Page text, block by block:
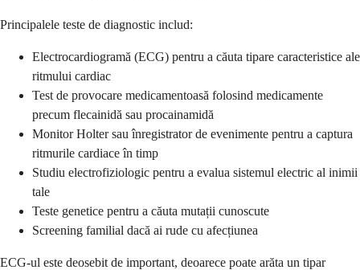
Principalele teste de diagnostic includ:
Electrocardiogramă (ECG) pentru a căuta tipare caracteristice ale
ritmului cardiac
Test de provocare medicamentoasă folosind medicamente
precum flecainidă sau procainamidă
Monitor Holter sau înregistrator de evenimente pentru a captura
ritmurile cardiace în timp
Studiu electrofiziologic pentru a evalua sistemul electric al inimii
tale
Teste genetice pentru a căuta mutații cunoscute
Screening familial dacă ai rude cu afecțiunea
ECG-ul este deosebit de important, deoarece poate arăta un tipar